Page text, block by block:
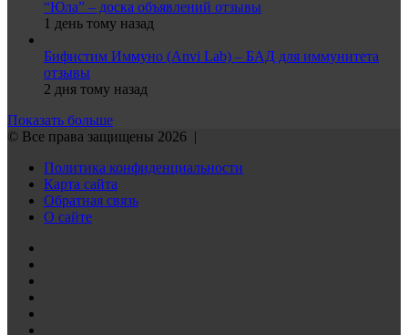
“Юла” – доска объявлений отзывы
1 день тому назад
Бифистим Иммуно (Anvi Lab) – БАД для иммунитета
отзывы
2 дня тому назад
Показать больше
© Все права защищены 2026 |
Политика конфиденциальности
Карта сайта
Обратная связь
О сайте